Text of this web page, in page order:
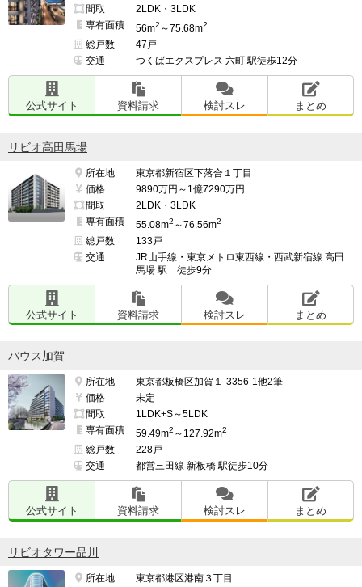
間取
2LDK・3LDK
専有面積
56m2 ～75.68m2
総戸数
47戸
交通
つくばエクスプレス 六町 駅徒歩12分
公式サイト 資料請求 検討スレ まとめ
リビオ高田馬場
所在地
東京都新宿区下落合１丁目
価格
9890万円～1億7290万円
間取
2LDK・3LDK
専有面積
55.08m2 ～76.56m2
総戸数
133戸
交通
JR山手線・東京メトロ東西線・西武新宿線 高田
馬場 駅 徒歩9分
公式サイト 資料請求 検討スレ まとめ
バウス加賀
所在地
東京都板橋区加賀１-3356-1他2筆
価格
未定
間取
1LDK+S～5LDK
専有面積
59.49m2 ～127.92m2
総戸数
228戸
交通
都営三田線 新板橋 駅徒歩10分
公式サイト 資料請求 検討スレ まとめ
リビオタワー品川
所在地
東京都港区港南３丁目